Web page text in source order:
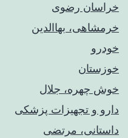
خراسان رضوی
خرمشاهی، بهاالدین
خودرو
خوزستان
خوش چهره، جلال
دارو و تجهیزات پزشکی
داستانی، مرتضی